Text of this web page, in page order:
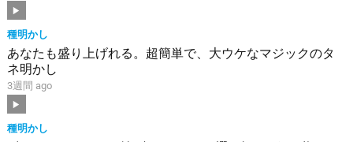
種明かし
あなたも盛り上げれる。超簡単で、大ウケなマジックのタ
ネ明かし
3週間 ago
種明かし